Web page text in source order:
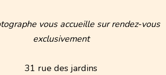
vous accueille sur rendez-vous
exclusivement
31 rue des jardins